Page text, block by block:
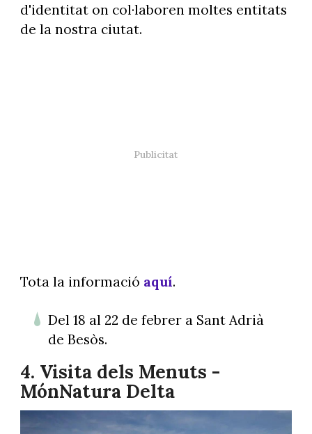
d'identitat on col·laboren moltes entitats
de la nostra ciutat.
Tota la informació aquí.
Del 18 al 22 de febrer a Sant Adrià
de Besòs.
4. Visita dels Menuts -
MónNatura Delta